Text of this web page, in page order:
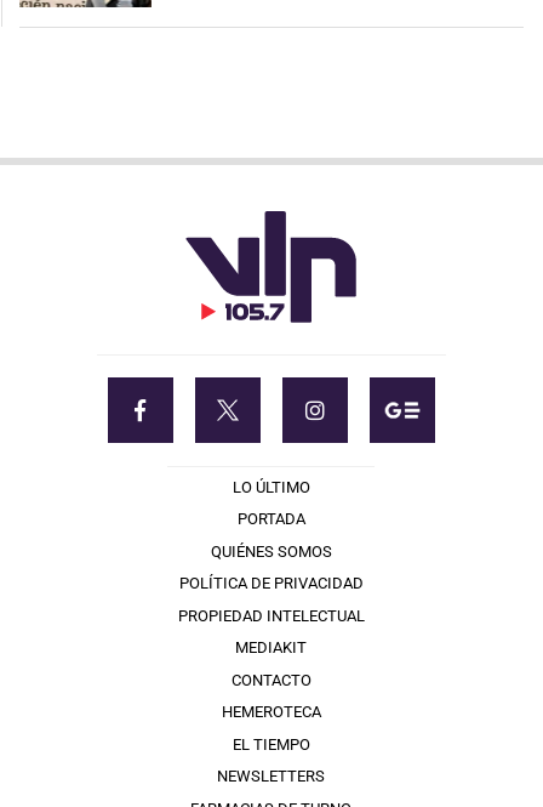
LO ÚLTIMO
PORTADA
QUIÉNES SOMOS
POLÍTICA DE PRIVACIDAD
PROPIEDAD INTELECTUAL
MEDIAKIT
CONTACTO
HEMEROTECA
EL TIEMPO
NEWSLETTERS